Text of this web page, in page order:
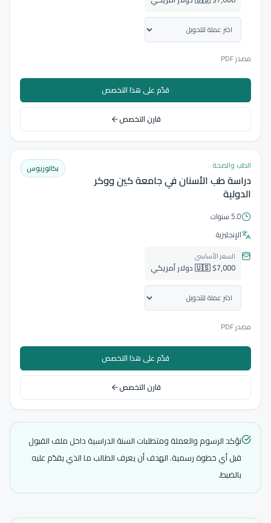
مصدر PDF
قدّم على هذا التخصص
قارن التخصص
الطب والصحة
دراسة طب الأسنان في جامعة كين ووكر
الدولية
بكالوريوس
5.0 سنوات
الإنجليزية
السعر الأساسي
🇺🇸 $7,000 دولار أمريكي
مصدر PDF
قدّم على هذا التخصص
قارن التخصص
نؤكد الرسوم والعملة ومتطلبات السنة الدراسية داخل ملف القبول
قبل أي خطوة رسمية. الهدف أن يعرف الطالب ما الذي يقدّم عليه
بالضبط.